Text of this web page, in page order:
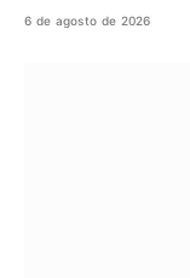
6 de agosto de 2026